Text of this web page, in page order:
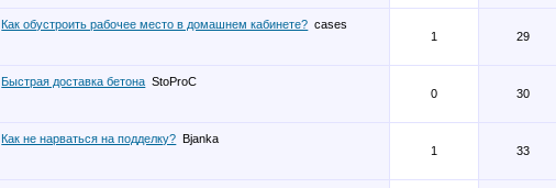
Как обустроить рабочее место в домашнем кабинете? cases
1
29
Быстрая доставка бетона StoProC
0
30
Как не нарваться на подделку?
Bjanka
1
33